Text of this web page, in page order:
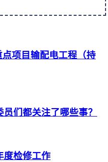
项目输配电工程（持
们都关注了哪些事？
度检修工作